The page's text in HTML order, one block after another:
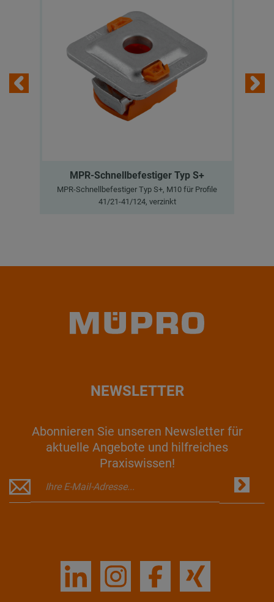
MPR-Schnellbefestiger Typ S+
MPR-Schnellbefestiger Typ S+, M10 für Profile
41/21-41/124, verzinkt
NEWSLETTER
Abonnieren Sie unseren Newsletter für
aktuelle Angebote und hilfreiches
Praxiswissen!